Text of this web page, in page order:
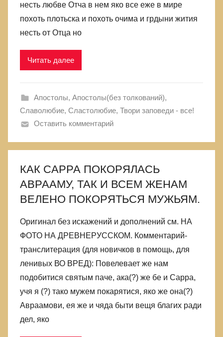
несть любве Отча в нем яко все еже в мире
похоть плотьска и похоть очима и грдыни жития
несть от Отца но
Читать далее
Апостолы, Апостолы(без толкований),
Славолюбие, Сластолюбие, Твори заповеди - все!
Оставить комментарий
КАК САРРА ПОКОРЯЛАСЬ
АВРААМУ, ТАК И ВСЕМ ЖЕНАМ
ВЕЛЕНО ПОКОРЯТЬСЯ МУЖЬЯМ.
Оригинал без искажений и дополнений см. НА
ФОТО НА ДРЕВНЕРУССКОМ. Комментарий-
транслитерация (для новичков в помощь, для
ленивых ВО ВРЕД): Повелевает же нам
подобитися святым паче, ака(?) же бе и Сарра,
учя я (?) тако мужем покарятися, яко же она(?)
Авраамови, ея же и чяда быти вещя благих ради
дел, яко